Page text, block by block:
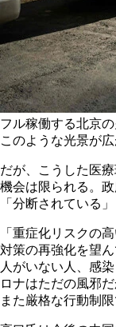
フル稼働する北京
このような光景が
だが、こうした医
機会は限られる。
「分断されている
「重症化リスクの
対策の再強化を望
人がいない人、感
ロナはただの風邪
また厳格な行動制